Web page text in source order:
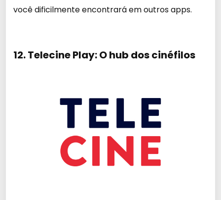
você dificilmente encontrará em outros apps.
12. Telecine Play: O hub dos cinéfilos